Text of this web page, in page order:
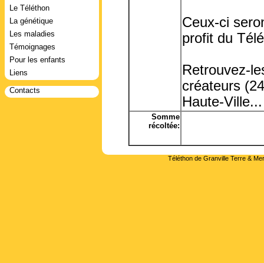
Le Téléthon
La génétique
Les maladies
Témoignages
Pour les enfants
Liens
Contacts
Ceux-ci
profit du
Retrouvez-
créateurs
Haute-Ville...
Somme
récoltée:
Téléthon de Granville Terre &